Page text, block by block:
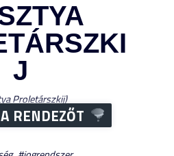
J
Proletárszkij
RENDEZŐT